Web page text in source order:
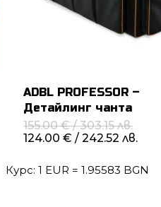
ADBL PROFESSOR –
Детайлинг чанта
155.00€/ 303.15 лв.
price
/
124.00€ / 242.52 лв.
Курс: 1 EUR = 1.95583 BGN